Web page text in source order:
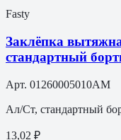
Fasty
Заклёпка
стандартный
Арт. 01260005010AM
Ал/Ст, стандартный
13,02 ₽